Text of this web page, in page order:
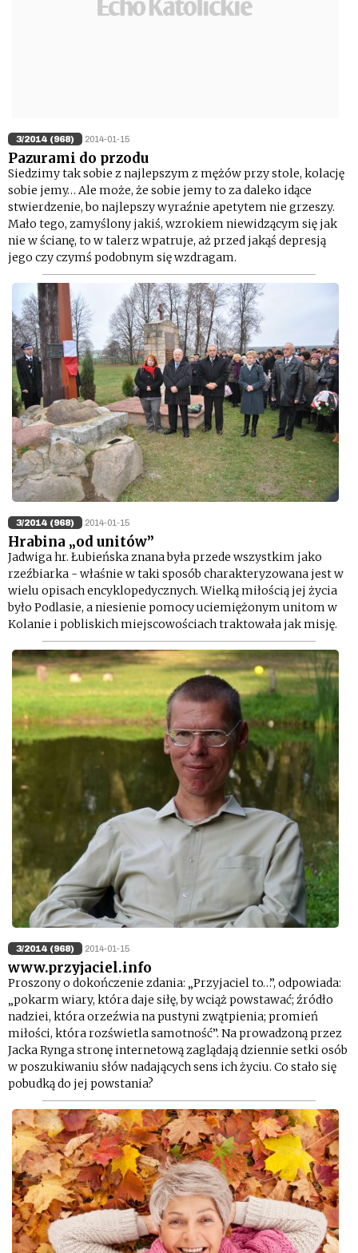
3/2014 (968) 2014-01-15
Pazurami do przodu
Siedzimy tak sobie z najlepszym z mężów przy stole, kolację
sobie jemy… Ale może, że sobie jemy to za daleko idące
stwierdzenie, bo najlepszy wyraźnie apetytem nie grzeszy.
Mało tego, zamyślony jakiś, wzrokiem niewidzącym się jak
nie w ścianę, to w talerz wpatruje, aż przed jakąś depresją
jego czy czymś podobnym się wzdragam.
3/2014 (968) 2014-01-15
Hrabina „od unitów”
Jadwiga hr. Łubieńska znana była przede wszystkim jako
rzeźbiarka - właśnie w taki sposób charakteryzowana jest w
wielu opisach encyklopedycznych. Wielką miłością jej życia
było Podlasie, a niesienie pomocy uciemiężonym unitom w
Kolanie i pobliskich miejscowościach traktowała jak misję.
3/2014 (968) 2014-01-15
www.przyjaciel.info
Proszony o dokończenie zdania: „Przyjaciel to…”, odpowiada:
„pokarm wiary, która daje siłę, by wciąż powstawać; źródło
nadziei, która orzeźwia na pustyni zwątpienia; promień
miłości, która rozświetla samotność”. Na prowadzoną przez
Jacka Rynga stronę internetową zaglądają dziennie setki osób
w poszukiwaniu słów nadających sens ich życiu. Co stało się
pobudką do jej powstania?